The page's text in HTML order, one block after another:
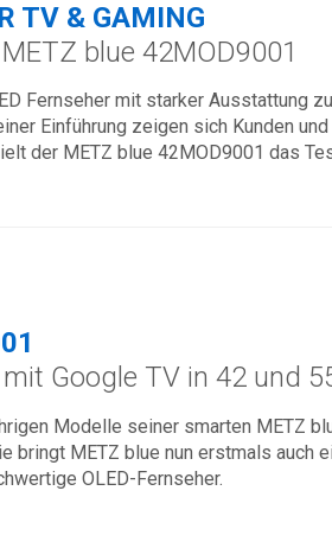
TV & GAMING
blue 42MOD9001
Fernseher mit starker Ausstattung
Einführung zeigen sich Kunden
der METZ blue 42MOD9001 das
Google TV in 42 und
Modelle seiner smarten METZ
bringt METZ blue nun erstmals auch
OLED-Fernseher.